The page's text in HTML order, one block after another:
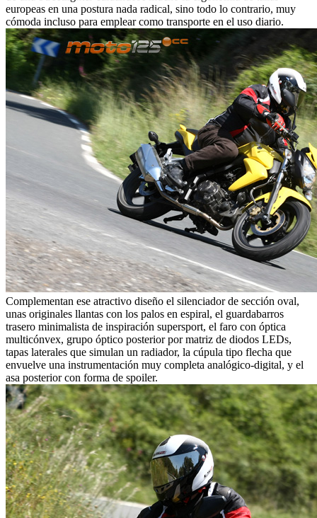
europeas en una postura nada radical, sino todo lo contrario, muy
cómoda incluso para emplear como transporte en el uso diario.
Complementan ese atractivo diseño el silenciador de sección oval,
unas originales llantas con los palos en espiral, el guardabarros
trasero minimalista de inspiración supersport, el faro con óptica
multicónvex, grupo óptico posterior por matriz de diodos LEDs,
tapas laterales que simulan un radiador, la cúpula tipo flecha que
envuelve una instrumentación muy completa analógico-digital, y el
asa posterior con forma de spoiler.